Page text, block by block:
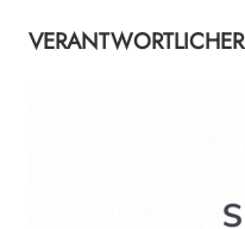
VERANTWORTLICHER